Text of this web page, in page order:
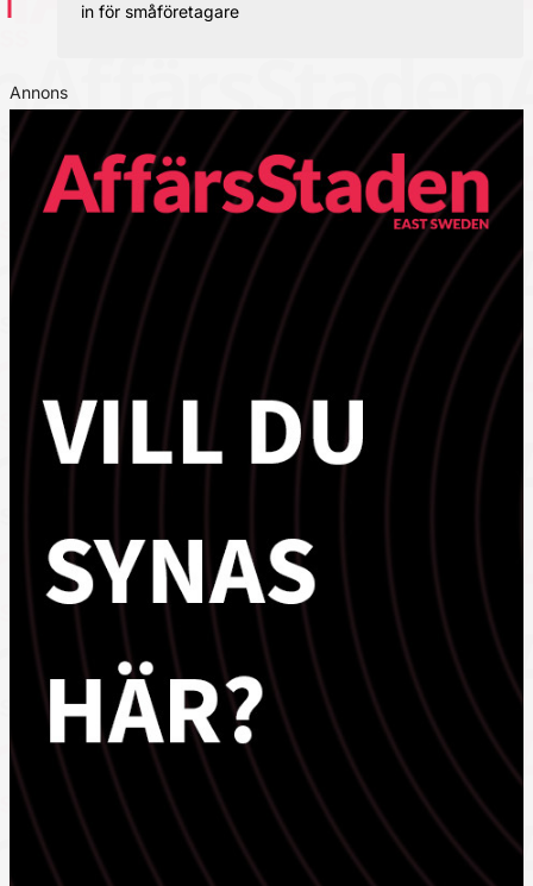
in för småföretagare
Annons